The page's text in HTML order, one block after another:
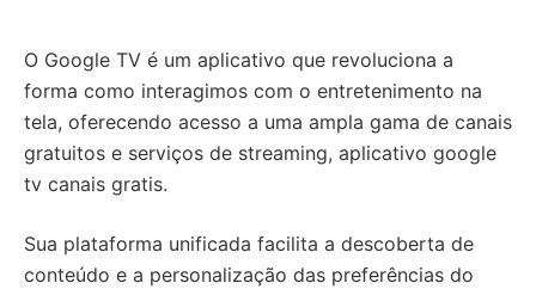
O Google TV é um aplicativo que revoluciona a
forma como interagimos com o entretenimento na
tela, oferecendo acesso a uma ampla gama de canais
gratuitos e serviços de streaming, aplicativo google
tv canais gratis.
Sua plataforma unificada facilita a descoberta de
conteúdo e a personalização das preferências do